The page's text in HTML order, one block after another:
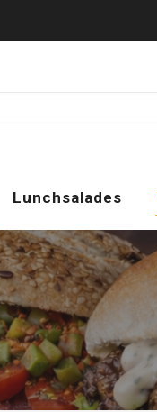
Lunchsalades